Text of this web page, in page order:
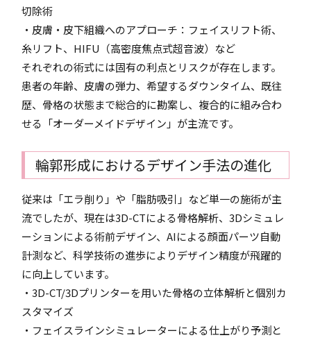
切除術
・皮膚・皮下組織へのアプローチ：フェイスリフト術、
糸リフト、HIFU（高密度焦点式超音波）など
それぞれの術式には固有の利点とリスクが存在します。
患者の年齢、皮膚の弾力、希望するダウンタイム、既往
歴、骨格の状態まで総合的に勘案し、複合的に組み合わ
せる「オーダーメイドデザイン」が主流です。
輪郭形成におけるデザイン手法の進化
従来は「エラ削り」や「脂肪吸引」など単一の施術が主
流でしたが、現在は3D-CTによる骨格解析、3Dシミュレ
ーションによる術前デザイン、AIによる顔面パーツ自動
計測など、科学技術の進歩によりデザイン精度が飛躍的
に向上しています。
・3D-CT/3Dプリンターを用いた骨格の立体解析と個別カ
スタマイズ
・フェイスラインシミュレーターによる仕上がり予測と